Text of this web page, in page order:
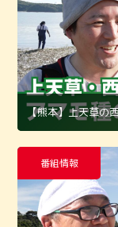
【熊本】上天草の
番組情報